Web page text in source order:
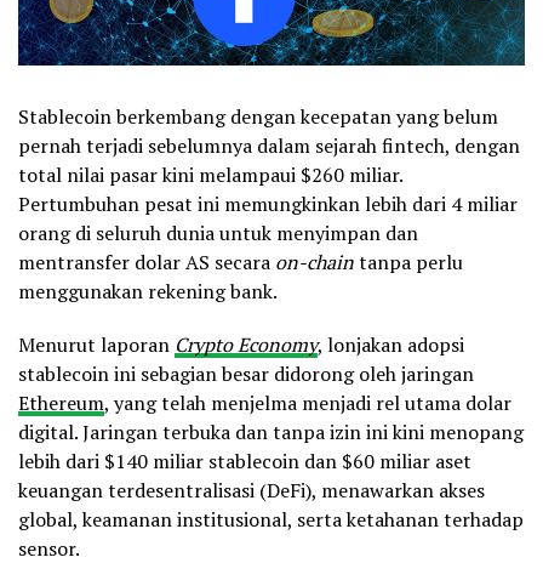
Stablecoin berkembang dengan kecepatan yang belum
pernah terjadi sebelumnya dalam sejarah fintech, dengan
total nilai pasar kini melampaui $260 miliar.
Pertumbuhan pesat ini memungkinkan lebih dari 4 miliar
orang di seluruh dunia untuk menyimpan dan
mentransfer dolar AS secara on-chaintanpa perlu
menggunakan rekening bank.
Menurut laporan Crypto Economy, lonjakan adopsi
stablecoin ini sebagian besar didorong oleh jaringan
Ethereum, yang telah menjelma menjadi rel utama dolar
digital. Jaringan terbuka dan tanpa izin ini kini menopang
lebih dari $140 miliar stablecoin dan $60 miliar aset
keuangan terdesentralisasi (DeFi), menawarkan akses
global, keamanan institusional, serta ketahanan terhadap
sensor.